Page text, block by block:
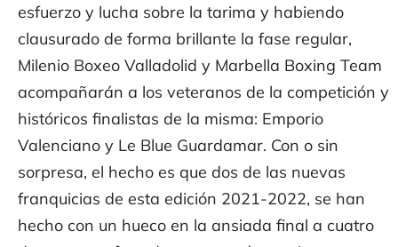
esfuerzo y lucha sobre la tarima y habiendo
clausurado de forma brillante la fase regular,
Milenio Boxeo Valladolid y Marbella Boxing Team
acompañarán a los veteranos de la competición y
históricos finalistas de la misma: Emporio
Valenciano y Le Blue Guardamar. Con o sin
sorpresa, el hecho es que dos de las nuevas
franquicias de esta edición 2021-2022, se han
hecho con un hueco en la ansiada final a cuatro